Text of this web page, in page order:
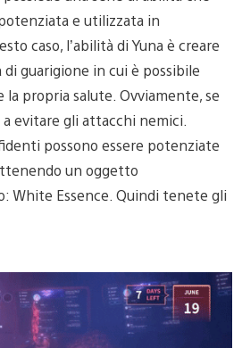
e utilizzata in
caso, l’abilità di Yuna è creare
guarigione in cui è possibile
propria salute. Ovviamente, se
evitare gli attacchi nemici.
possono essere potenziate
un oggetto
White Essence. Quindi tenete gli